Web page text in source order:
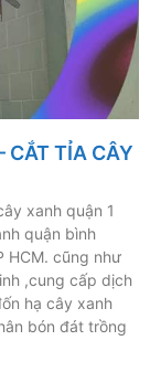
CẮT TỈA CÂY
xanh quận 1
quận bình
HCM. cũng như
,cung cấp dịch
hạ cây xanh
bón đát trồng